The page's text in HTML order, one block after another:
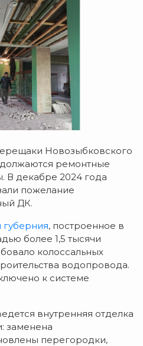
Новозыбковского
ремонтные
В декабре 2024 года
пожелание
ДК.
губерния, построенное в
более 1,5 тысячи
колоссальных
водопровода.
к системе
внутренняя отделка
заменена
перегородки,